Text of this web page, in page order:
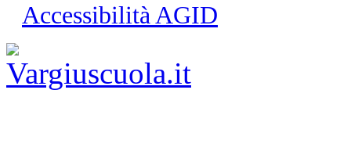
Accessibilità AGID